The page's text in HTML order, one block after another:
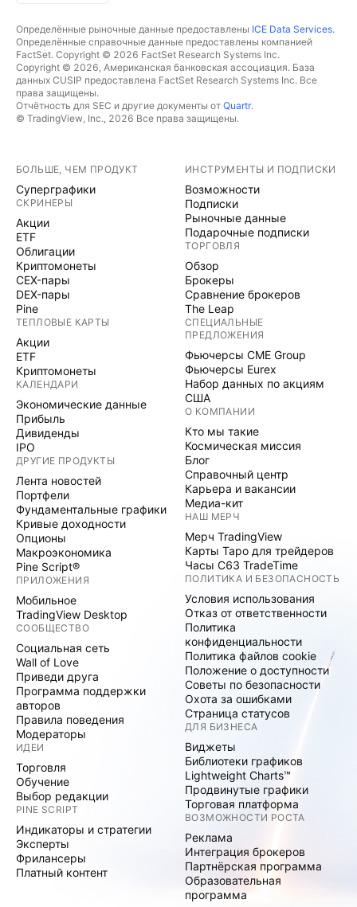
Определённые рыночные данные предоставлены ICE Data Services.
Определённые справочные данные предоставлены компанией
FactSet. Copyright © 2026 FactSet Research Systems Inc.
Copyright © 2026, Американская банковская ассоциация. База
данных CUSIP предоставлена FactSet Research Systems Inc. Все
права защищены.
Отчётность для SEC и другие документы от Quartr.
© TradingView, Inc., 2026 Все права защищены.
БОЛЬШЕ, ЧЕМ ПРОДУКТ
Суперграфики
СКРИНЕРЫ
Акции
ETF
Облигации
Криптомонеты
CEX-пары
DEX-пары
Pine
ТЕПЛОВЫЕ КАРТЫ
Акции
ETF
Криптомонеты
КАЛЕНДАРИ
Экономические данные
Прибыль
Дивиденды
IPO
ДРУГИЕ ПРОДУКТЫ
Лента новостей
Портфели
Фундаментальные графики
Кривые доходности
Опционы
Макроэкономика
Pine Script®
ПРИЛОЖЕНИЯ
Мобильное
TradingView Desktop
СООБЩЕСТВО
Социальная сеть
Wall of Love
Приведи друга
Программа поддержки
авторов
Правила поведения
Модераторы
ИДЕИ
Торговля
Обучение
Выбор редакции
PINE SCRIPT
Индикаторы и стратегии
Эксперты
Фрилансеры
Платный контент
ИНСТРУМЕНТЫ И ПОДПИСКИ
Возможности
Подписки
Рыночные данные
Подарочные подписки
ТОРГОВЛЯ
Обзор
Брокеры
Сравнение брокеров
The Leap
СПЕЦИАЛЬНЫЕ
ПРЕДЛОЖЕНИЯ
Фьючерсы CME Group
Фьючерсы Eurex
Набор данных по акциям
США
О КОМПАНИИ
Кто мы такие
Космическая миссия
Блог
Справочный центр
Карьера и вакансии
Медиа-кит
НАШ МЕРЧ
Мерч TradingView
Карты Таро для трейдеров
Часы C63 TradeTime
ПОЛИТИКА И БЕЗОПАСНОСТЬ
Условия использования
Отказ от ответственности
Политика
конфиденциальности
Политика файлов cookie
Положение о доступности
Советы по безопасности
Охота за ошибками
Страница статусов
ДЛЯ БИЗНЕСА
Виджеты
Библиотеки графиков
Lightweight Charts™
Продвинутые графики
Торговая платформа
ВОЗМОЖНОСТИ РОСТА
Реклама
Интеграция брокеров
Партнёрская программа
Образовательная
программа